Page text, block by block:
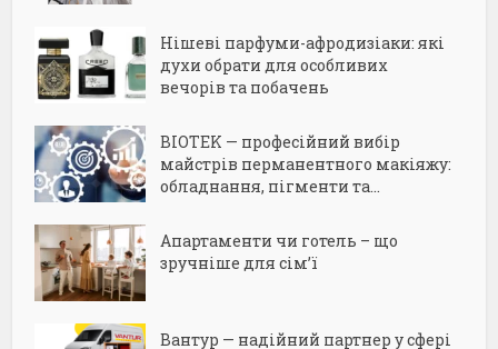
Нішеві парфуми-афродизіаки: які
духи обрати для особливих
вечорів та побачень
BIOTEK — професійний вибір
майстрів перманентного макіяжу:
обладнання, пігменти та...
Апартаменти чи готель – що
зручніше для сім’ї
Вантур — надійний партнер у сфері